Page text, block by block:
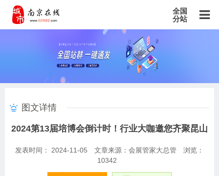
全国
分站
广东站 重庆站 天津站 江苏站
福建站 山东站 河南站
甘肃站
新疆站
四川站
图文详情
2024第13届培博会倒计时！行业大咖邀您齐聚昆山
发表时间： 2024-11-05 文章来源：会展管家大总管
浏览：
10342